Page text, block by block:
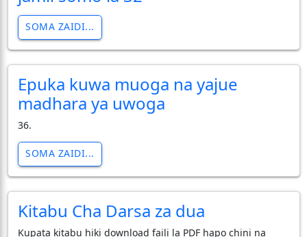
SOMA ZAIDI...
Epuka kuwa muoga na yajue
madhara ya uwoga
36.
SOMA ZAIDI...
Kitabu Cha Darsa za dua
Kupata kitabu hiki download faili la PDF hapo chini na